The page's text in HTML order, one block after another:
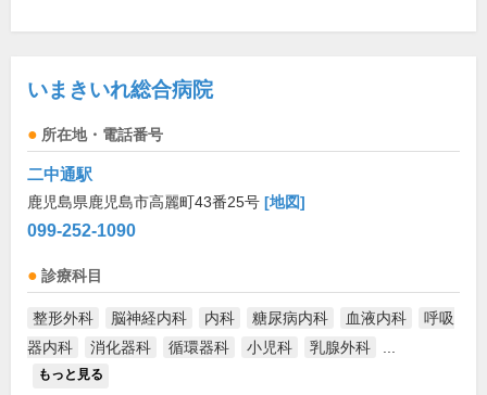
いまきいれ総合病院
所在地・電話番号
二中通駅
鹿児島県鹿児島市高麗町43番25号 [地図]
099-252-1090
診療科目
整形外科 脳神経内科 内科 糖尿病内科 血液内科
呼吸
器内科
消化器科 循環器科 小児科 乳腺外科
もっと見る